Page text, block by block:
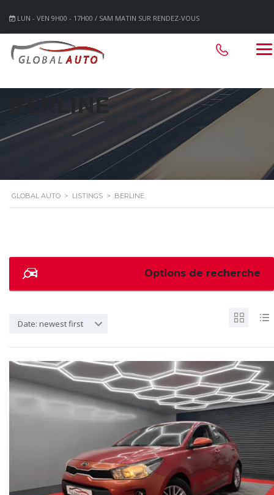
LUN - VEN 9H00 - 17H00 / SAM MATIN SUR RENDEZ-VOUS
BERLINE
GLOBAL AUTO > LISTINGS > BERLINE
Options de recherche
Date: newest first